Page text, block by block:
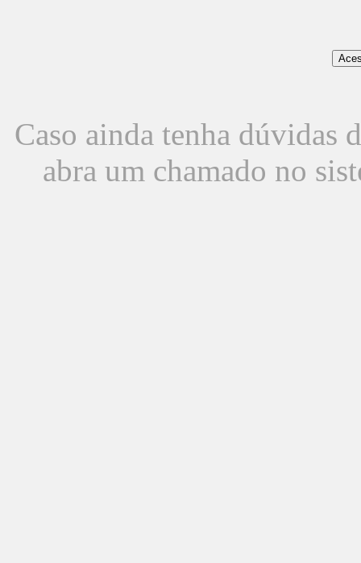
Caso ainda tenha dúvidas
abra um chamado no